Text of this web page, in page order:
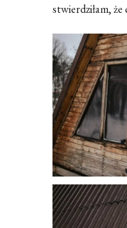
stwierdziłam, że